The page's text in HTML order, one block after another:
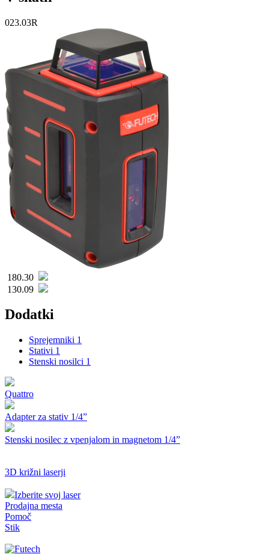
023.03R
180.30
130.09
Dodatki
Sprejemniki 1
Stativi 1
Stenski nosilci 1
Quattro
Adapter za stativ 1/4”
Stenski nosilec z vpenjalom in magnetom 1/4”
3D križni laserji
Izberite svoj laser
Prodajna mesta
Pomoč
Stik